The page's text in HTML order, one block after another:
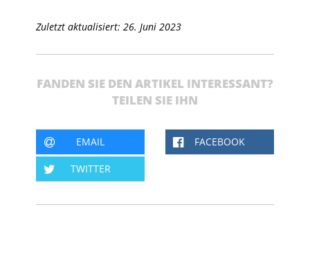
Zuletzt aktualisiert: 26. Juni 2023
FANDEN SIE DEN ARTIKEL INTERESSANT?
TEILEN SIE IHN
EMAIL FACEBOOK
TWITTER